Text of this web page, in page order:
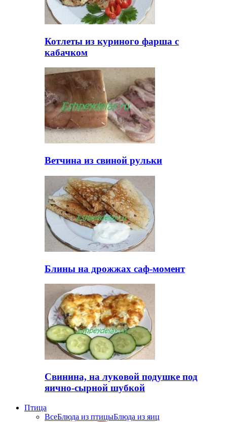
Котлеты из куриного фарша с
кабачком
Ветчина из свиной рульки
Блины на дрожжах саф-момент
Свинина, на луковой подушке под
яично-сырной шубкой
Птица
ВсеБлюда из птицыБлюда из яиц